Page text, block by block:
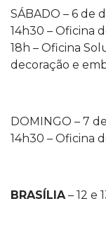
SÁBADO – 6 de
14h30 – Oficina
18h – Oficina
decoração e
DOMINGO – 7
14h30 – Oficina
BRASÍLIA– 12 e